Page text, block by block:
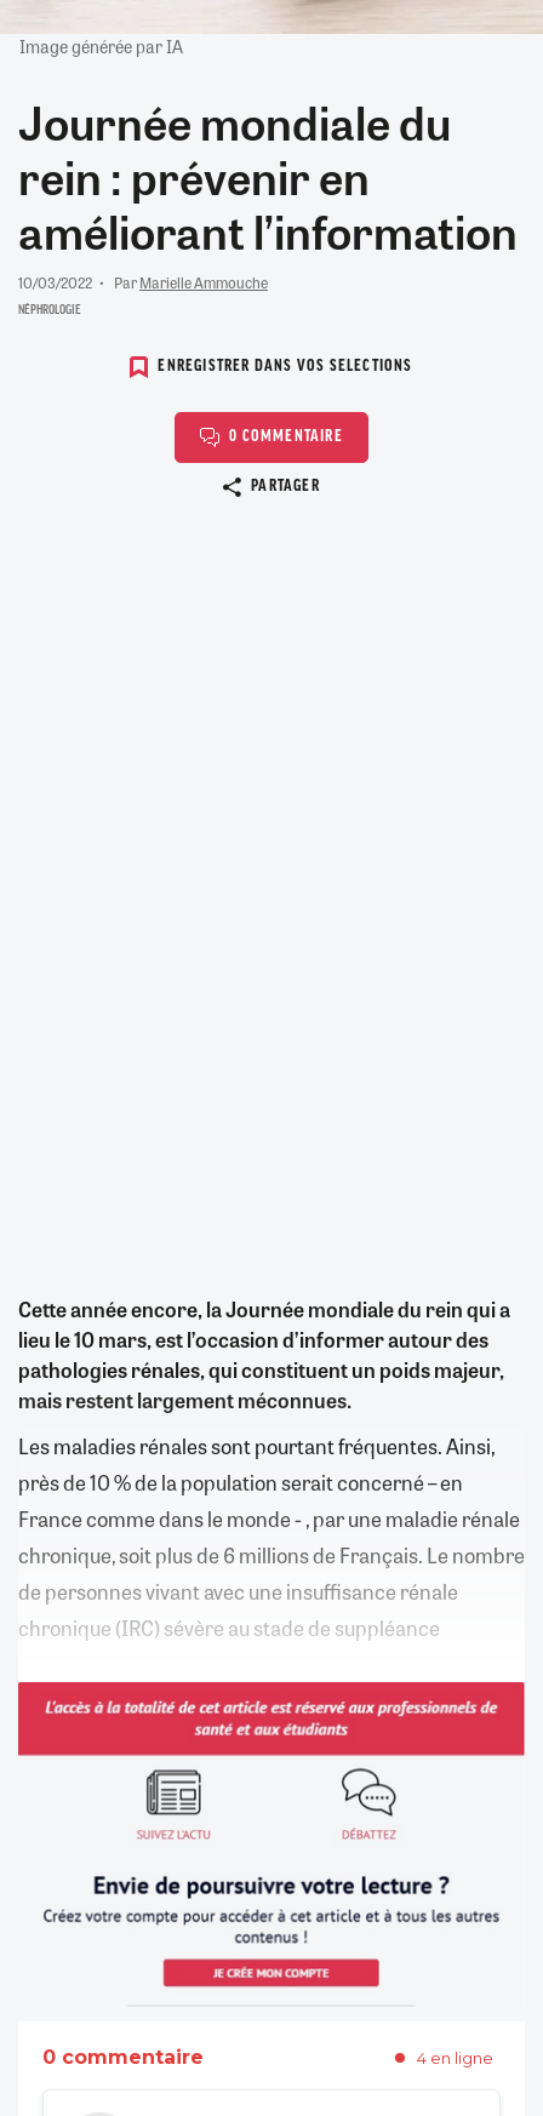
Image générée par IA
Journée mondiale du
rein : prévenir en
améliorant l’information
10/03/2022 ParMarielle Ammouche
NÉPHROLOGIE
ENREGISTRER DANS VOS SELECTIONS
0 COMMENTAIRE
PARTAGER
Cette année encore, la Journée mondiale du rein qui a
lieu le 10 mars, est l’occasion d’informer autour des
pathologies rénales, qui constituent un poids majeur,
mais restent largement méconnues.
Les maladies rénales sont pourtant fréquentes. Ainsi,
près de 10 % de la population serait concerné – en
France comme dans le monde - , par une maladie rénale
chronique, soit plus de 6 millions de Français. Le nombre
de personnes vivant avec une insuffisance rénale
chronique (IRC) sévère au stade de suppléance
0 commentaire 4 en ligne